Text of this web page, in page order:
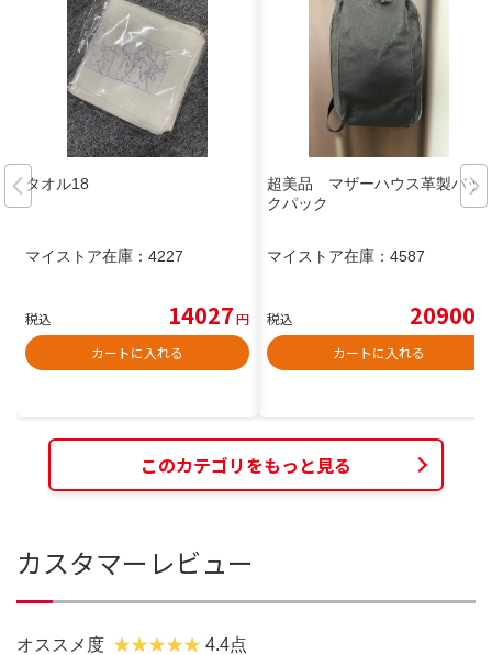
タオル18
マイストア在庫： 4227
税込 14027円
カートに入れる
超美品 マザーハウス革製バッ
クパック
マイストア在庫： 4587
税込 20900
カートに入れる
このカテゴリをもっと見る
カスタマーレビュー
オススメ度 4.4点